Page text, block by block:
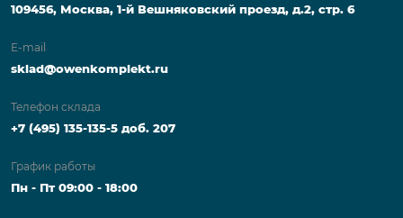
109456, Москва, 1-й Вешняковский проезд, д.2, стр. 6
E-mail
sklad@owenkomplekt.ru
Телефон склада
+7 (495) 135-135-5 доб. 207
График работы
Пн - Пт 09:00 - 18:00